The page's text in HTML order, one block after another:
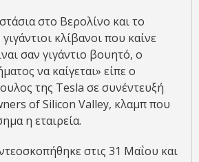
στο Βερολίνο και το
κλίβανοι που καίνε
σαν γιγάντιο βουητό, ο
να καίγεται» είπε ο
της Tesla σε συνέντευξή
of Silicon Valley, κλαμπ που
η εταιρεία.
στις 31 Μαΐου και